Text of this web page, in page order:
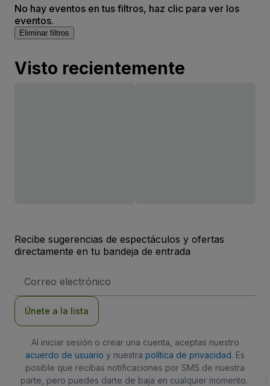
No hay eventos en tus filtros, haz clic para ver los
eventos.
Eliminar filtros
Visto recientemente
Recibe sugerencias de espectáculos y ofertas
directamente en tu bandeja de entrada
de
Únete a la lista
Al iniciar sesión o crear una cuenta, aceptas nuestro
acuerdo de usuario y nuestra política de privacidad. Es
posible que recibas notificaciones por SMS de nuestra
parte, pero puedes darte de baja en cualquier momento.